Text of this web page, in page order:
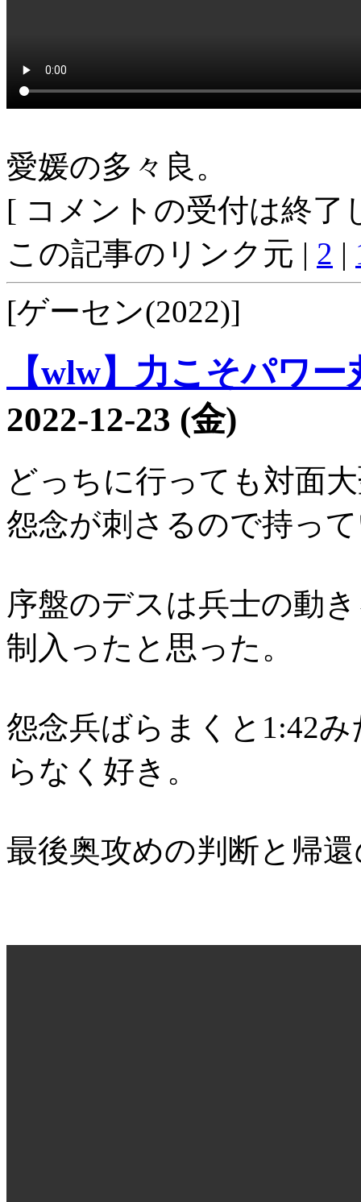
愛媛の多々良。
[ コメントの受付は終了
この記事のリンク元 | 2 |
[ゲーセン(2022)]
【wlw】力こそパワ
2022-12-23 (金)
どっちに行っても対面
怨念が刺さるので持っ
序盤のデスは兵士の動
制入ったと思った。
怨念兵ばらまくと1:42
らなく好き。
最後奥攻めの判断と帰